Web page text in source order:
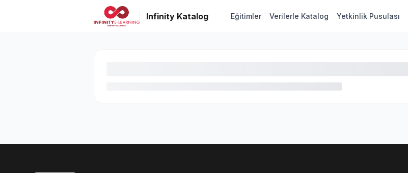
Infinity Katalog Eğitimler Verilerle Katalog Yetkinlik Pusulası